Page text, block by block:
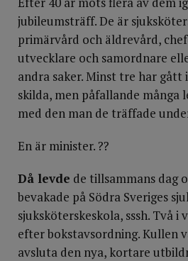
jubileumsträff. De är
primärvård och äldrevård,
utvecklare och samordnare
andra saker. Minst tre har gått
skilda, men påfallande många
med den man de träffade
En är minister. ??
Då levde de tillsammans dag
bevakade på Södra Sveriges
sjuksköterskeskola, sssh. Två i
efter bokstavsordning. Kullen
avsluta den nya, kortare